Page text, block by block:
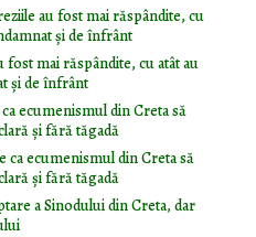
au fost mai răspândite, cu
și de înfrânt
fost mai răspândite, cu atât au
și de înfrânt
ecumenismul din Creta să
și fără tăgadă
ca ecumenismul din Creta să
și fără tăgadă
a Sinodului din Creta, dar